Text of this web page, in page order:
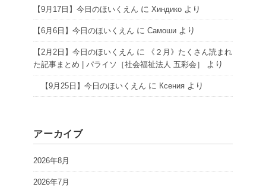
【9月17日】今日のほいくえん に Хиндико より
【6月6日】今日のほいくえん に Самоши より
【2月2日】今日のほいくえん に
《２月》たくさん読まれ
た記事まとめ | パライソ［社会福祉法人 五彩会］
より
【9月25日】今日のほいくえん に Ксения より
アーカイブ
2026年8月
2026年7月